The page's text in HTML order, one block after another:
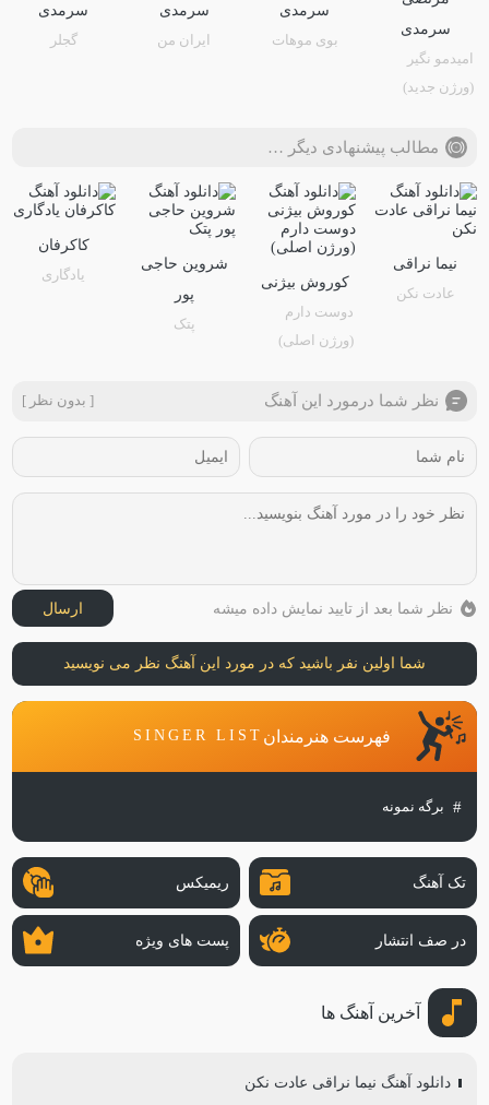
سرمدی
امیدمو نگیر
(ورژن جدید)
سرمدی
بوی موهات
سرمدی
ایران من
سرمدی
گجلر
مطالب پیشنهادی دیگر …
نیما نراقی
عادت نکن
کوروش بیژنی
دوست دارم
(ورژن اصلی)
شروین حاجی
پور
پتک
کاکرفان
یادگاری
نظر شما درمورد این آهنگ [ بدون نظر ]
نظر شما بعد از تایید نمایش داده میشه ارسال
شما اولین نفر باشید که در مورد این آهنگ نظر می نویسید
فهرست هنرمندان SINGER LIST
برگه نمونه
تک آهنگ ریمیکس
در صف انتشار پست های ویژه
آخرین آهنگ ها
دانلود آهنگ نیما نراقی عادت نکن